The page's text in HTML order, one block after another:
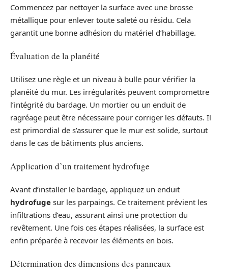
Commencez par nettoyer la surface avec une brosse
métallique pour enlever toute saleté ou résidu. Cela
garantit une bonne adhésion du matériel d’habillage.
Évaluation de la planéité
Utilisez une règle et un niveau à bulle pour vérifier la
planéité du mur. Les irrégularités peuvent compromettre
l’intégrité du bardage. Un mortier ou un enduit de
ragréage peut être nécessaire pour corriger les défauts. Il
est primordial de s’assurer que le mur est solide, surtout
dans le cas de bâtiments plus anciens.
Application d’un traitement hydrofuge
Avant d’installer le bardage, appliquez un enduit
hydrofuge sur les parpaings. Ce traitement prévient les
infiltrations d’eau, assurant ainsi une protection du
revêtement. Une fois ces étapes réalisées, la surface est
enfin préparée à recevoir les éléments en bois.
Détermination des dimensions des panneaux